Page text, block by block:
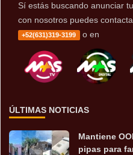
Sí estás buscando anunciar
con nosotros puedes
+52(631)319-3199 o en
ÚLTIMAS NOTICIAS
Mantiene
pipas para